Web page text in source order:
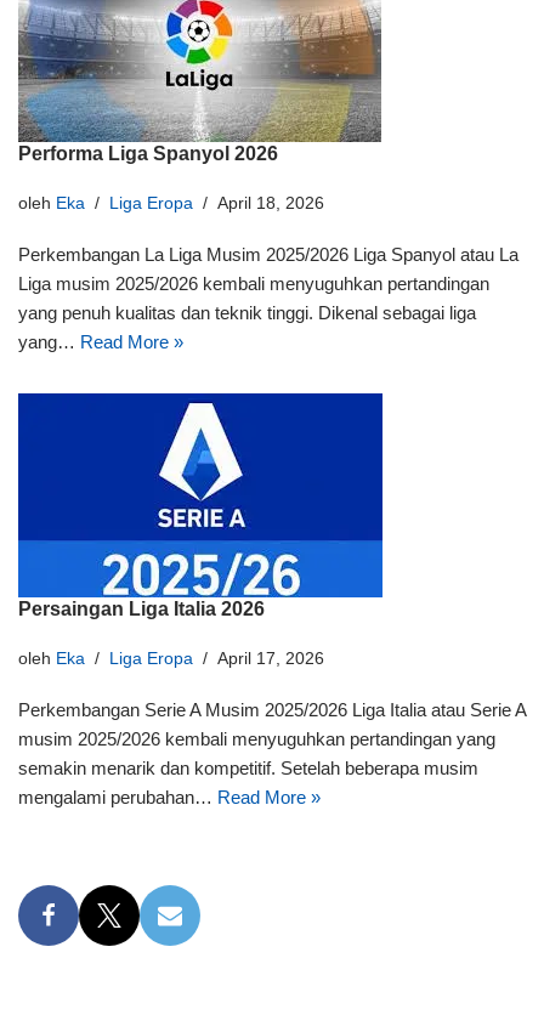
Performa Liga Spanyol 2026
oleh Eka Liga Eropa April 18, 2026
Perkembangan La Liga Musim 2025/2026 Liga Spanyol atau La
Liga musim 2025/2026 kembali menyuguhkan pertandingan
yang penuh kualitas dan teknik tinggi. Dikenal sebagai liga
yang… Read More »
Persaingan Liga Italia 2026
oleh Eka Liga Eropa April 17, 2026
Perkembangan Serie A Musim 2025/2026 Liga Italia atau Serie A
musim 2025/2026 kembali menyuguhkan pertandingan yang
semakin menarik dan kompetitif. Setelah beberapa musim
mengalami perubahan… Read More »